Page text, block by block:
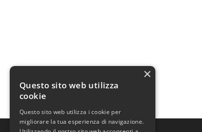
×
Questo sito web utilizza
cookie
Questo sito web utilizza i cookie per
migliorare la tua esperienza di navigazione.